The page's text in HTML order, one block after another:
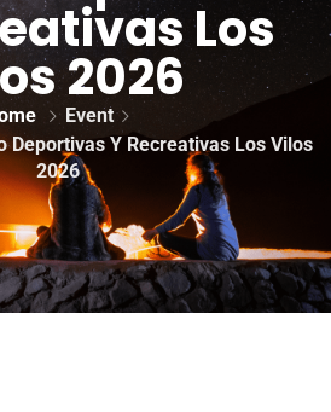
Los
2026
Event
Deportivas Y Recreativas Los Vilos
2026